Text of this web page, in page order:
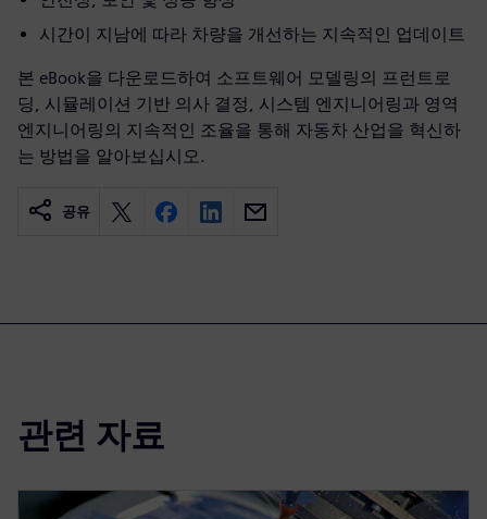
시간이 지남에 따라 차량을 개선하는 지속적인 업데이트
본 eBook을 다운로드하여 소프트웨어 모델링의 프런트로
딩, 시뮬레이션 기반 의사 결정, 시스템 엔지니어링과 영역
엔지니어링의 지속적인 조율을 통해 자동차 산업을 혁신하
는 방법을 알아보십시오.
공유
관련 자료